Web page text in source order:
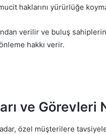
haklarını yürürlüğe
verilir ve buluş
hakkı verir.
ve Görevleri
özel müşterilere